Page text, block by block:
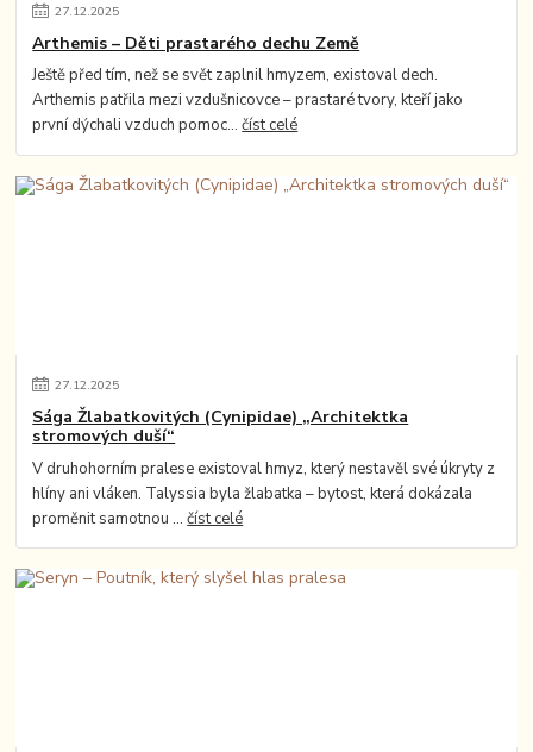
27.12.2025
Arthemis – Děti prastarého dechu Země
Ještě před tím, než se svět zaplnil hmyzem, existoval dech.
Arthemis patřila mezi vzdušnicovce – prastaré tvory, kteří jako
první dýchali vzduch pomoc...číst celé
27.12.2025
Sága Žlabatkovitých (Cynipidae) „Architektka
stromových duší“
V druhohorním pralese existoval hmyz, který nestavěl své úkryty z
hlíny ani vláken. Talyssia byla žlabatka – bytost, která dokázala
proměnit samotnou ...číst celé